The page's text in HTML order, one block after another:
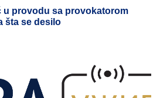
u provodu sa provokatorom
šta se desilo